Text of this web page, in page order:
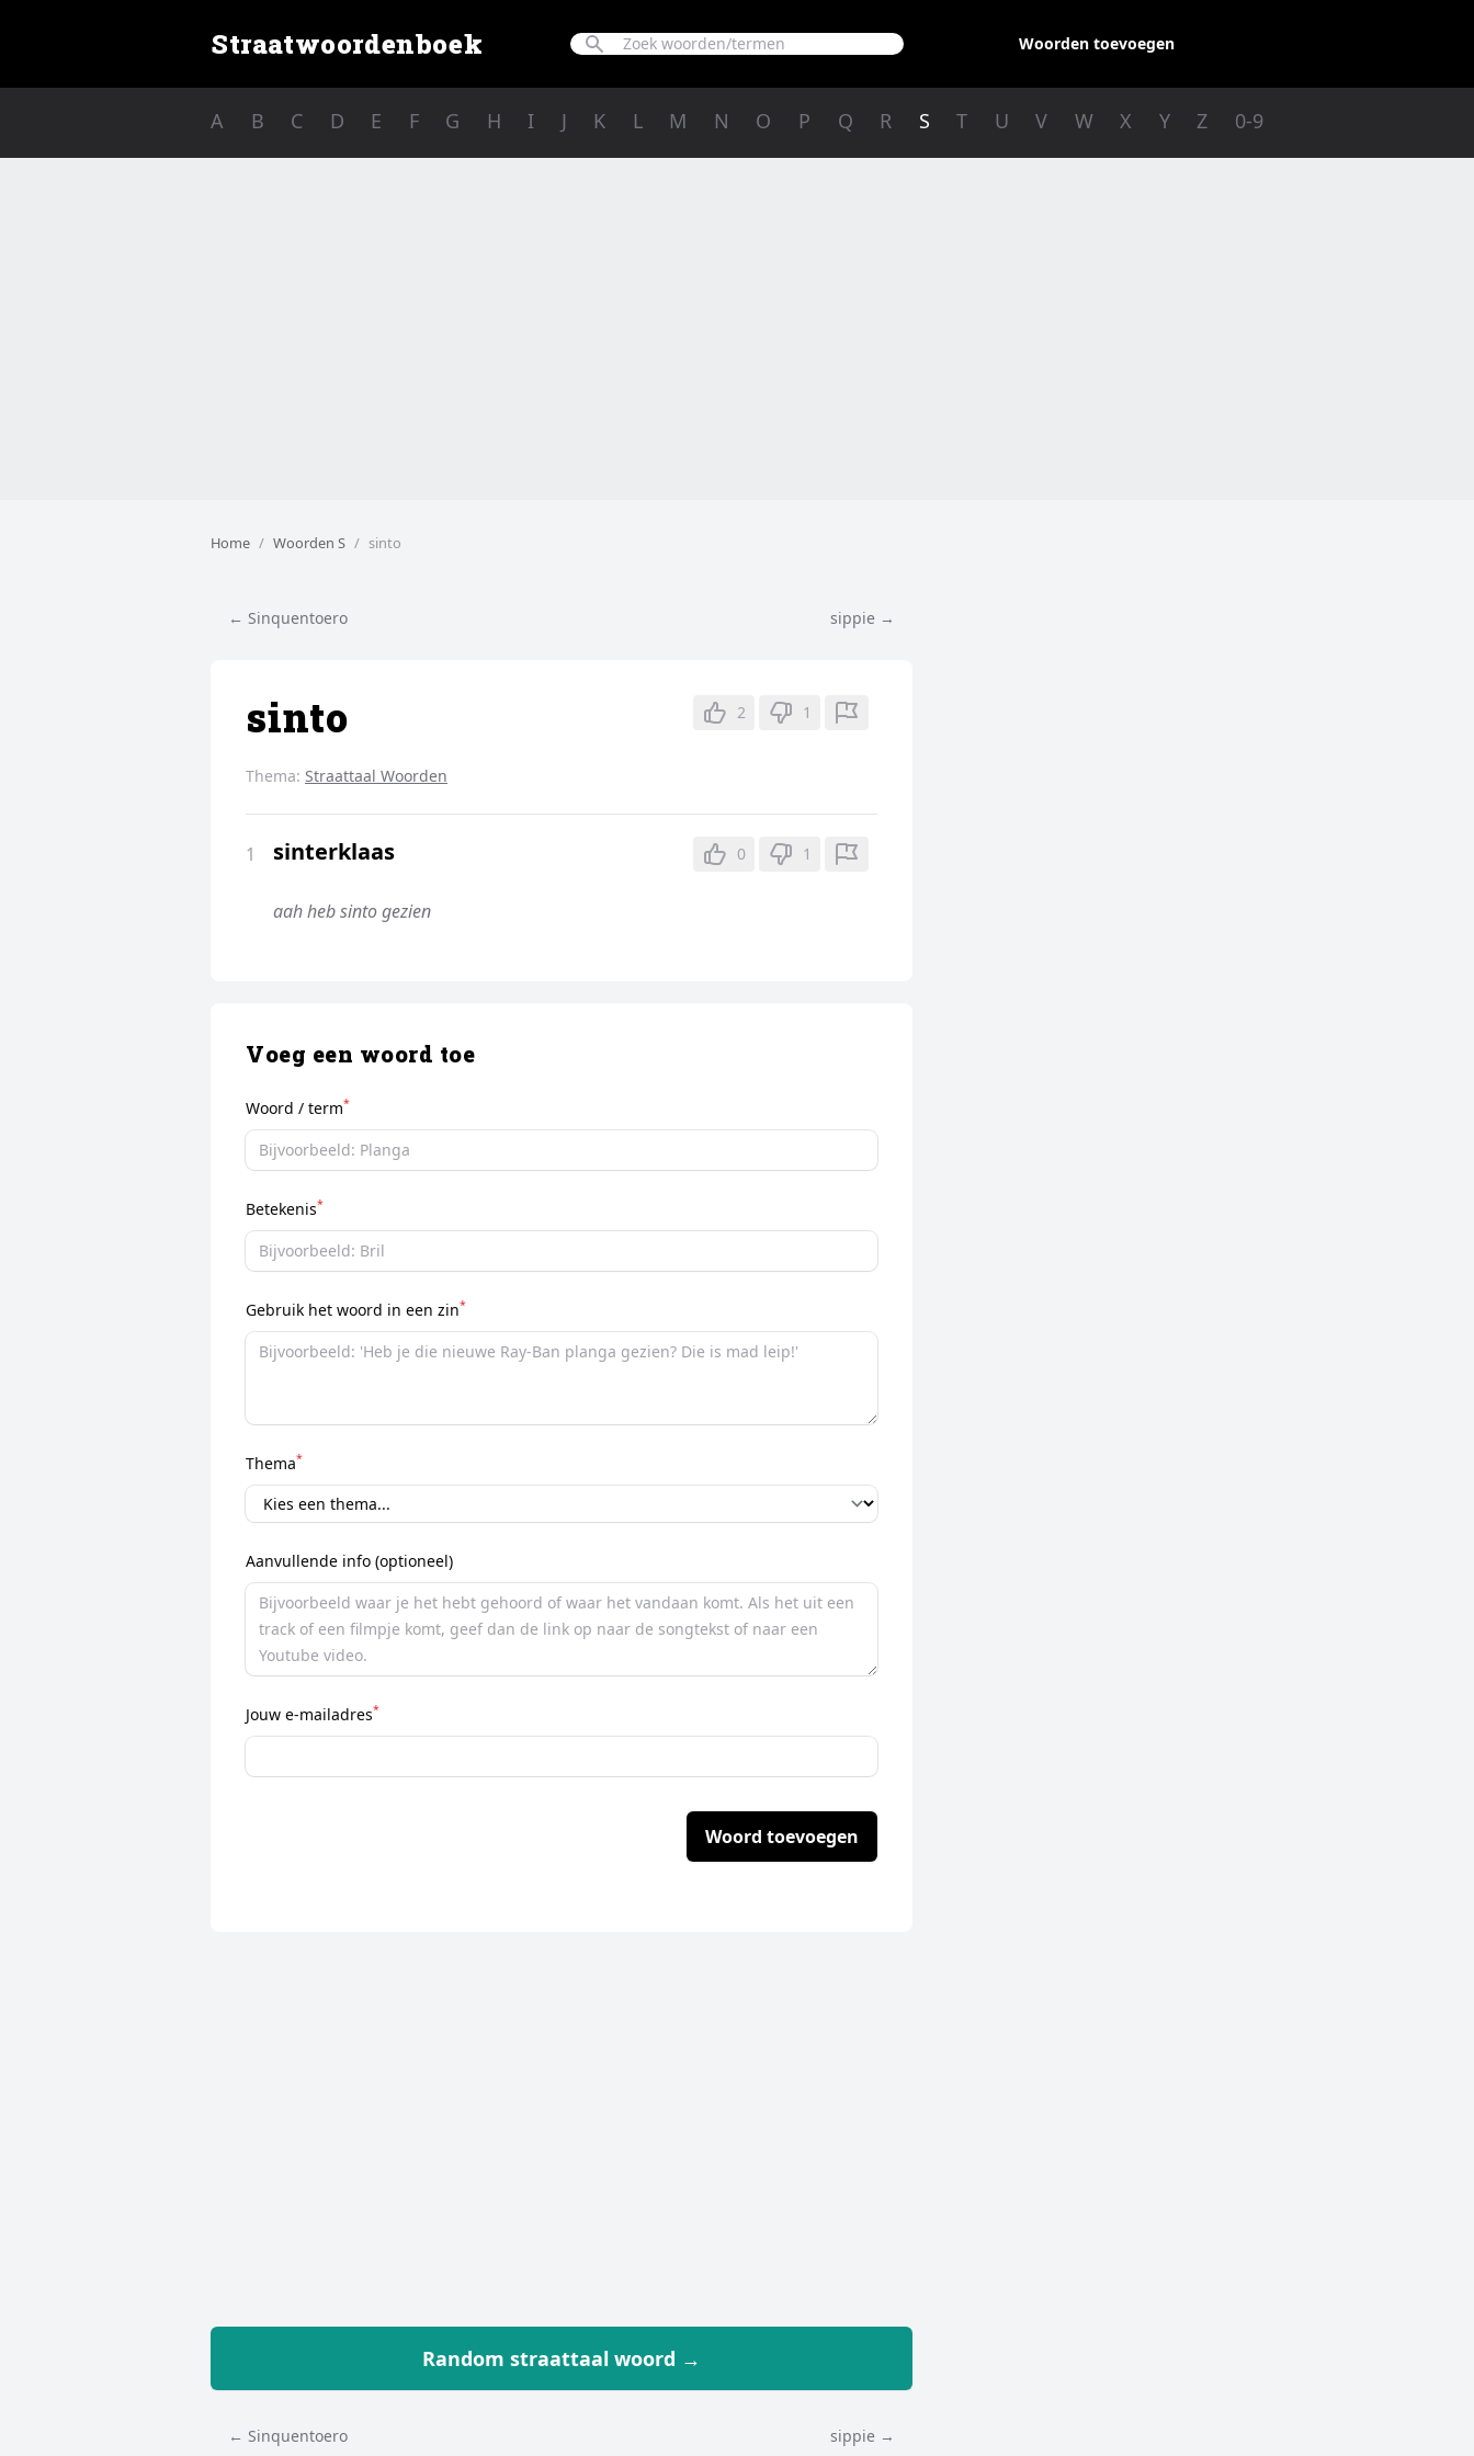
Straatwoordenboek Woorden toevoegen
A B C D E F G H I J K L M N O P Q R S T U V W X Y Z 0-9
Home Woorden S sinto
← Sinquentoero sippie →
sinto 2 1
Thema: Straattaal Woorden
1 sinterklaas 0 1
aah heb sinto gezien
Voeg een woord toe
Woord / term*
Betekenis*
Gebruik het woord in een zin*
Thema*
Aanvullende info (optioneel)
Jouw e-mailadres*
Woord toevoegen
Random straattaal woord →
← Sinquentoero sippie →